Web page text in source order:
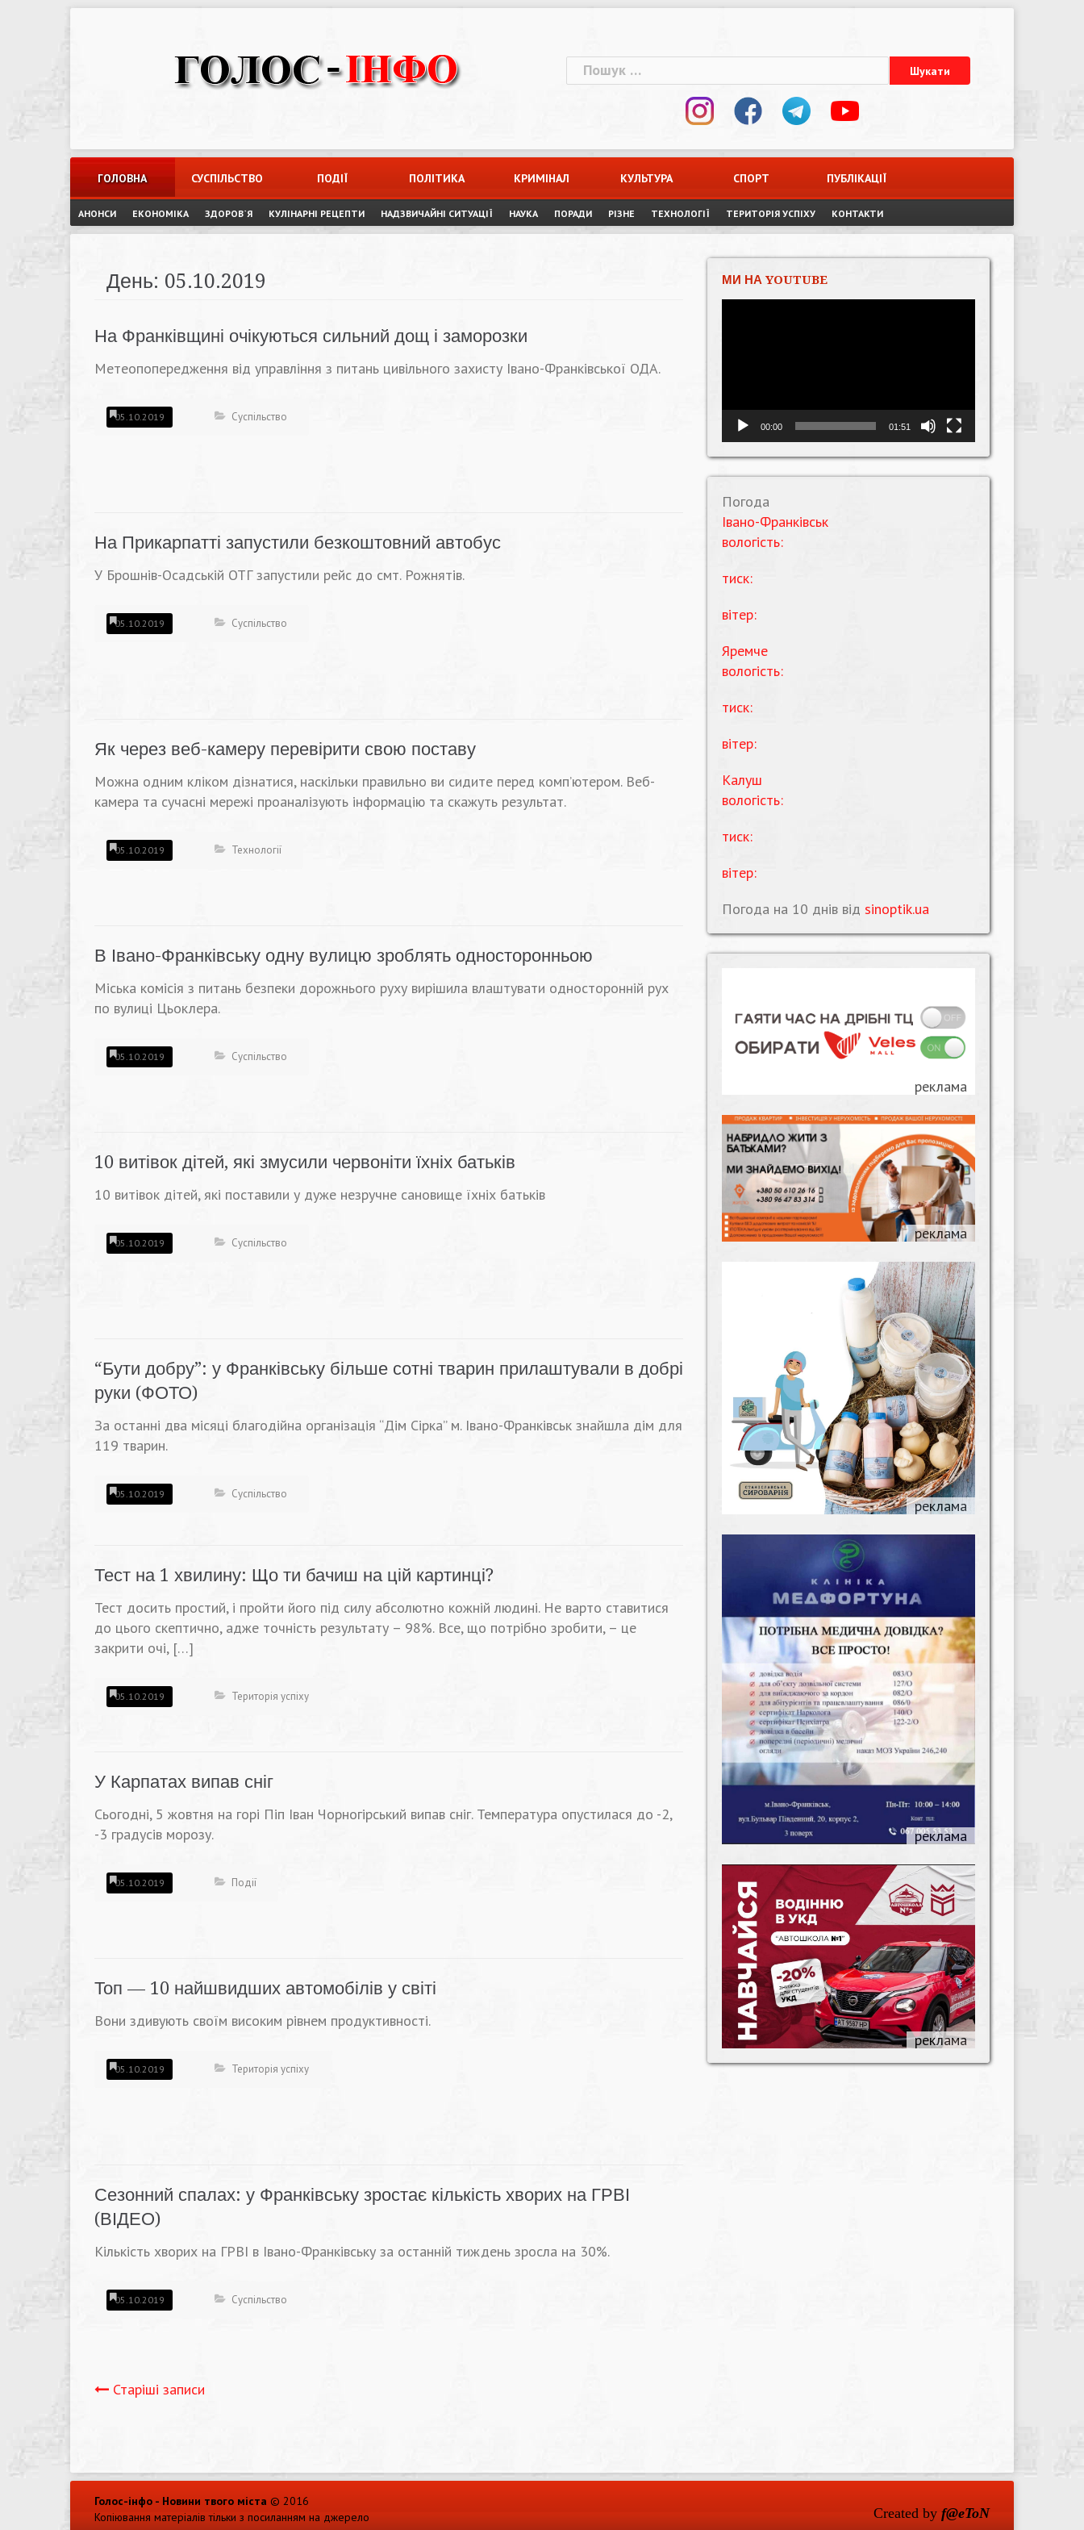
Пошук:
ГОЛОВНА СУСПІЛЬСТВО ПОДІЇ ПОЛІТИКА КРИМІНАЛ КУЛЬТУРА СПОРТ ПУБЛІКАЦІЇ
АНОНСИ ЕКОНОМІКА ЗДОРОВ`Я КУЛІНАРНІ РЕЦЕПТИ НАДЗВИЧАЙНІ СИТУАЦІЇ НАУКА ПОРАДИ РІЗНЕ ТЕХНОЛОГІЇ ТЕРИТОРІЯ УСПІХУ КОНТАКТИ
День: 05.10.2019
На Франківщині очікуються сильний дощ і заморозки
Метеопопередження від управління з питань цивільного захисту Івано-Франківської ОДА.
05.10.2019 Суспільство
На Прикарпатті запустили безкоштовний автобус
У Брошнів-Осадській ОТГ запустили рейс до смт. Рожнятів.
05.10.2019 Суспільство
Як через веб-камеру перевірити свою поставу
Можна одним кліком дізнатися, наскільки правильно ви сидите перед комп’ютером. Веб-
камера та сучасні мережі проаналізують інформацію та скажуть результат.
05.10.2019 Технології
В Івано-Франківську одну вулицю зроблять односторонньою
Міська комісія з питань безпеки дорожнього руху вирішила влаштувати односторонній рух
по вулиці Цьоклера.
05.10.2019 Суспільство
10 витівок дітей, які змусили червоніти їхніх батьків
10 витівок дітей, які поставили у дуже незручне сановище їхніх батьків
05.10.2019 Суспільство
“Бути добру”: у Франківську більше сотні тварин прилаштували в добрі
руки (ФОТО)
За останні два місяці благодійна організація “Дім Сірка” м. Івано-Франківськ знайшла дім для
119 тварин.
05.10.2019 Суспільство
Тест на 1 хвилину: Що ти бачиш на цій картинці?
Тест досить простий, і пройти його під силу абсолютно кожній людині. Не варто ставитися
до цього скептично, адже точність результату – 98%. Все, що потрібно зробити, – це
закрити очі, […]
05.10.2019 Територія успіху
У Карпатах випав сніг
Сьогодні, 5 жовтня на горі Піп Іван Чорногірський випав сніг. Температура опустилася до -2,
-3 градусів морозу.
05.10.2019 Події
Топ — 10 найшвидших автомобілів у світі
Вони здивують своїм високим рівнем продуктивності.
05.10.2019 Територія успіху
Сезонний спалах: у Франківську зростає кількість хворих на ГРВІ
(ВІДЕО)
Кількість хворих на ГРВІ в Івано-Франківську за останній тиждень зросла на 30%.
05.10.2019 Суспільство
Навігація
Старіші записи
МИ НА YOUTUBE
00:00 01:51
Погода
Івано-Франківськ
вологість:
тиск:
вітер:
Яремче
вологість:
тиск:
вітер:
Калуш
вологість:
тиск:
вітер:
Погода на 10 днів від sinoptik.ua
Голос-інфо - Новини твого міста © 2016
Копіювання матеріалів тільки з посиланням на джерело
Created by f@eToN